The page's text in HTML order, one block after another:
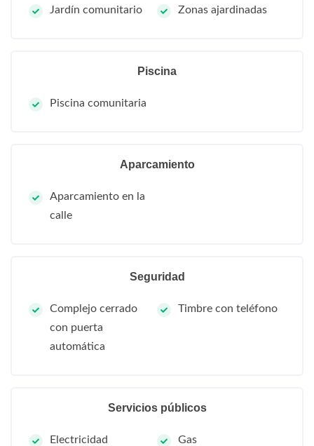
Jardín comunitario Zonas ajardinadas
Piscina
Piscina comunitaria
Aparcamiento
Aparcamiento en la
calle
Seguridad
Complejo cerrado
con puerta
automática
Timbre con teléfono
Servicios públicos
Electricidad Gas